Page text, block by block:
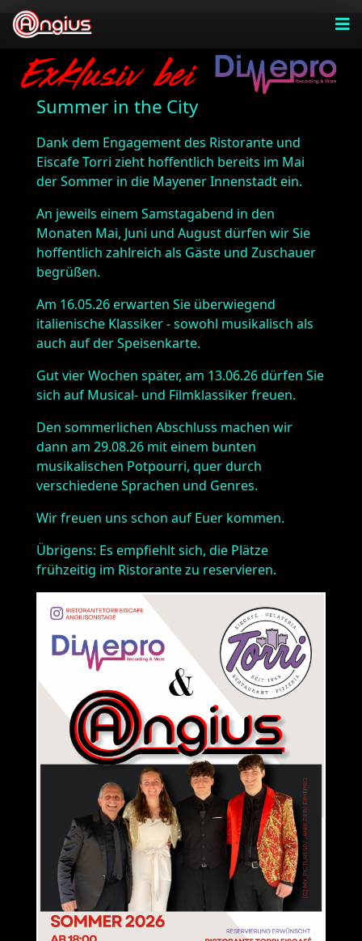
Summer in the City
Dank dem Engagement des Ristorante und
Eiscafe Torri zieht hoffentlich bereits im Mai
der Sommer in die Mayener Innenstadt ein.
An jeweils einem Samstagabend in den
Monaten Mai, Juni und August dürfen wir Sie
hoffentlich zahlreich als Gäste und Zuschauer
begrüßen.
Am 16.05.26 erwarten Sie überwiegend
italienische Klassiker - sowohl musikalisch als
auch auf der Speisenkarte.
Gut vier Wochen später, am 13.06.26 dürfen Sie
sich auf Musical- und Filmklassiker freuen.
Den sommerlichen Abschluss machen wir
dann am 29.08.26 mit einem bunten
musikalischen Potpourri, quer durch
verschiedene Sprachen und Genres.
Wir freuen uns schon auf Euer kommen.
Übrigens: Es empfiehlt sich, die Plätze
frühzeitig im Ristorante zu reservieren.